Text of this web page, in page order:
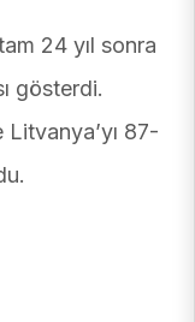
24 yıl sonra
gösterdi.
87-